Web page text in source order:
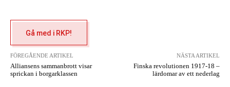
Gå med i RKP!
FÖREGÅENDE ARTIKEL
Alliansens sammanbrott visar
sprickan i borgarklassen
NÄSTA ARTIKEL
Finska revolutionen 1917-18 –
lärdomar av ett nederlag